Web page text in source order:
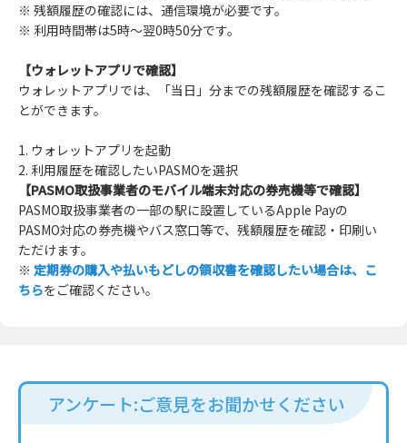
※ 残額履歴の確認には、通信環境が必要です。
※ 利用時間帯は5時～翌0時50分です。
【ウォレットアプリで確認】
ウォレットアプリでは、「当日」分までの残額履歴を確認するこ
とができます。
1. ウォレットアプリを起動
2. 利用履歴を確認したいPASMOを選択
【PASMO取扱事業者のモバイル端末対応の券売機等で確認】
PASMO取扱事業者の一部の駅に設置しているApple Payの
PASMO対応の券売機やバス窓口等で、残額履歴を確認・印刷い
ただけます。
※ 定期券の購入や払いもどしの領収書を確認したい場合は、こ
ちらをご確認ください。
アンケート:ご意見をお聞かせください